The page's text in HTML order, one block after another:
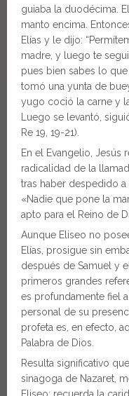
guiaba la duodécima.
manto encima.
Elías y le dijo:
madre, y luego te
pues bien sabes lo
tomó una yunta de
yugo coció la carne y
Luego se levantó,
Re 19, 19-21).
En el Evangelio, Jesús
radicalidad de la
tras haber despedido a
«Nadie que pone la
apto para el Reino de
Aunque Eliseo no
Elías, prosigue sin
después de Samuel y
primeros grandes
es profundamente fiel
personal de su
profeta es, en efecto,
Palabra de Dios.
Resulta significativo
sinagoga de Nazaret,
Eliseo: recuerda la